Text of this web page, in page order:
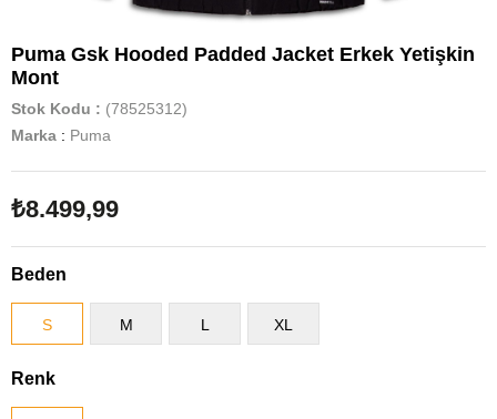
Puma Gsk Hooded Padded Jacket Erkek Yetişkin
Mont
Stok Kodu
(78525312)
Marka : Puma
₺8.499,99
Beden
S M L XL
Renk